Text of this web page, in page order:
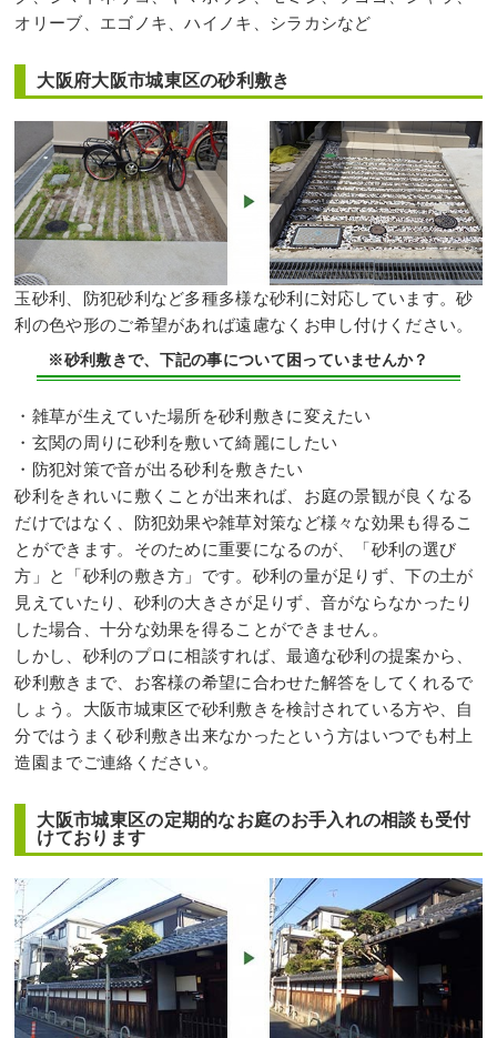
オリーブ、エゴノキ、ハイノキ、シラカシなど
大阪府大阪市城東区の砂利敷き
玉砂利、防犯砂利など多種多様な砂利に対応しています。砂
利の色や形のご希望があれば遠慮なくお申し付けください。
※砂利敷きで、下記の事について困っていませんか？
・雑草が生えていた場所を砂利敷きに変えたい
・玄関の周りに砂利を敷いて綺麗にしたい
・防犯対策で音が出る砂利を敷きたい
砂利をきれいに敷くことが出来れば、お庭の景観が良くなる
だけではなく、防犯効果や雑草対策など様々な効果も得るこ
とができます。そのために重要になるのが、「砂利の選び
方」と「砂利の敷き方」です。砂利の量が足りず、下の土が
見えていたり、砂利の大きさが足りず、音がならなかったり
した場合、十分な効果を得ることができません。
しかし、砂利のプロに相談すれば、最適な砂利の提案から、
砂利敷きまで、お客様の希望に合わせた解答をしてくれるで
しょう。大阪市城東区で砂利敷きを検討されている方や、自
分ではうまく砂利敷き出来なかったという方はいつでも村上
造園までご連絡ください。
大阪市城東区の定期的なお庭のお手入れの相談も受付
けております